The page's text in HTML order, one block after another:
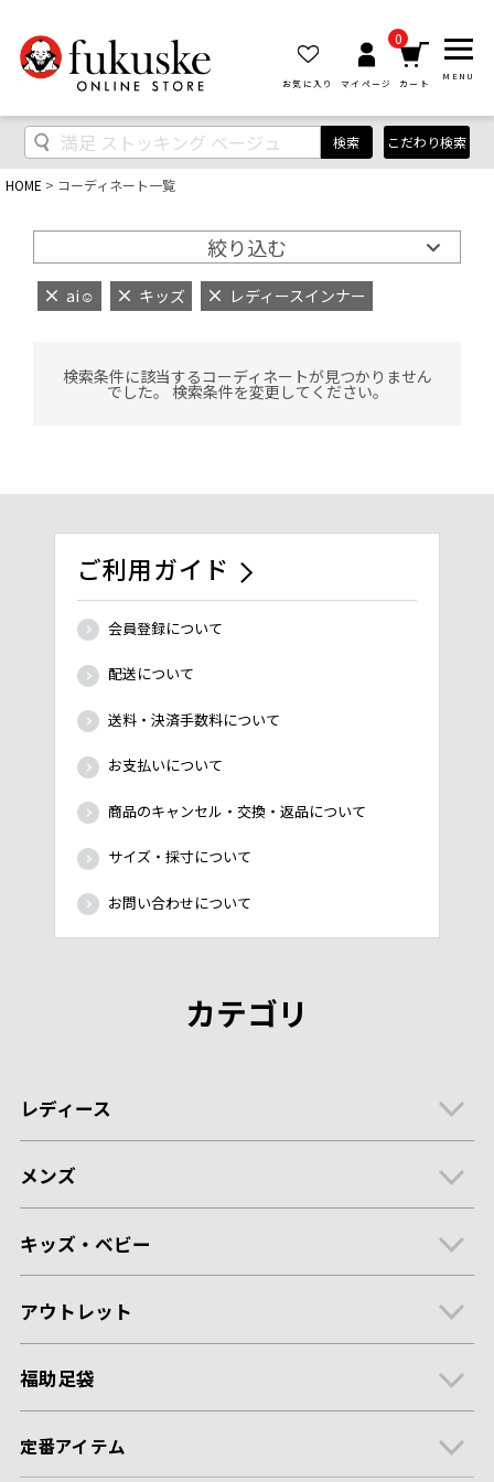
お気に入り マイページ
0
カート
MENU
検索 こだわり検索
HOME コーディネート一覧
絞り込む
ai‪‪☺︎‬ キッズ レディースインナー
検索条件に該当するコーディネートが見つかりません
でした。 検索条件を変更してください。
ご利用ガイド
会員登録について
配送について
送料・決済手数料について
お支払いについて
商品のキャンセル・交換・返品について
サイズ・採寸について
お問い合わせについて
カテゴリ
レディース
メンズ
キッズ・ベビー
アウトレット
福助足袋
定番アイテム